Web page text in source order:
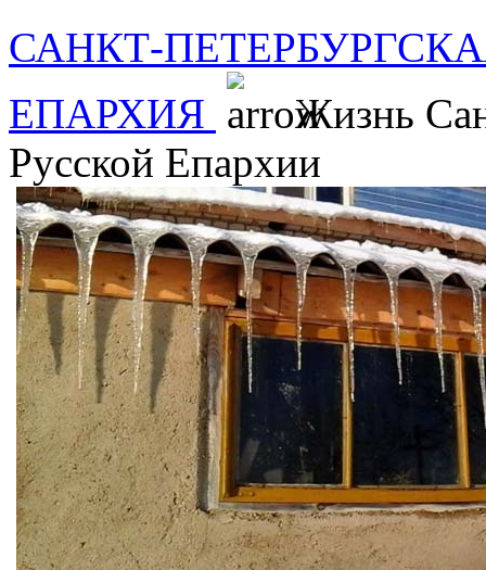
САНКТ-
ЕПАРХИЯ
Жизнь
Русской Епархии